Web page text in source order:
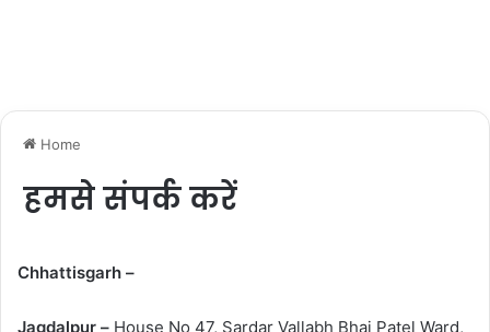
Home
हमसे संपर्क करें
Chhattisgarh –
Jagdalpur – House No 47, Sardar Vallabh Bhai Patel Ward,